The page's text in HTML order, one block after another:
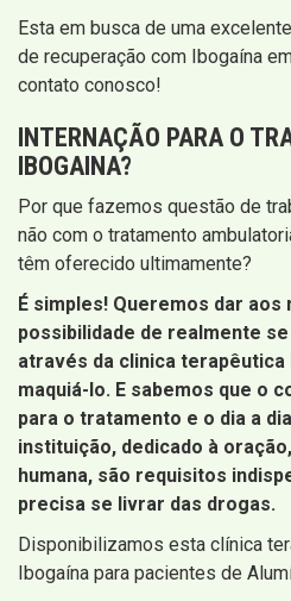
Esta em busca de uma
de recuperação com Ibogaína
contato conosco!
INTERNAÇÃO PARA O
IBOGAINA?
Por que fazemos questão de
não com o tratamento
têm oferecido ultimamente?
É simples! Queremos dar
possibilidade de realmente
através da clinica terapêutica
maquiá-lo. E sabemos que o
para o tratamento e o dia a
instituição, dedicado à
humana, são requisitos
precisa se livrar das drogas.
Disponibilizamos esta clínica
Ibogaína para pacientes de